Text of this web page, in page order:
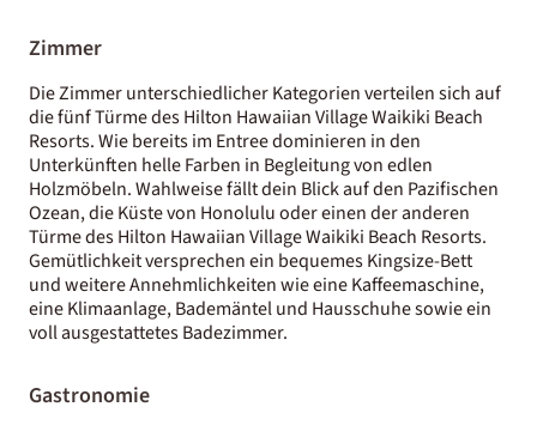
Zimmer
Die Zimmer unterschiedlicher Kategorien verteilen sich auf
die fünf Türme des Hilton Hawaiian Village Waikiki Beach
Resorts. Wie bereits im Entree dominieren in den
Unterkünften helle Farben in Begleitung von edlen
Holzmöbeln. Wahlweise fällt dein Blick auf den Pazifischen
Ozean, die Küste von Honolulu oder einen der anderen
Türme des Hilton Hawaiian Village Waikiki Beach Resorts.
Gemütlichkeit versprechen ein bequemes Kingsize-Bett
und weitere Annehmlichkeiten wie eine Kaffeemaschine,
eine Klimaanlage, Bademäntel und Hausschuhe sowie ein
voll ausgestattetes Badezimmer.
Gastronomie